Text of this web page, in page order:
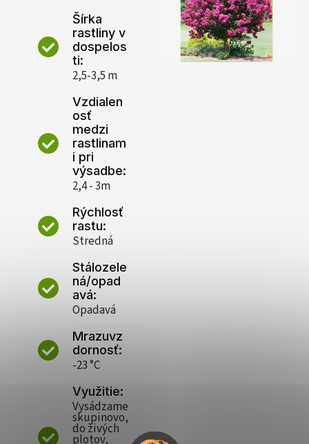
Šírka
rastliny v
dospelos
ti:
2,5-3,5 m
Vzdialen
osť
medzi
rastlinam
i pri
výsadbe:
2,4 - 3m
Rýchlosť
rastu:
Stredná
Stálozele
ná/opad
avá:
Opadavá
Mrazuvz
dornosť:
-23 °C
Využitie:
Vysádzame
skupinovo,
do živých
plotov,